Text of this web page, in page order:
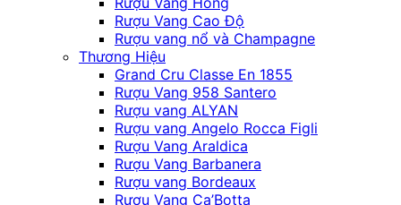
Rượu Vang Cao Độ
Rượu vang nổ và Champagne
Thương Hiệu
Grand Cru Classe En 1855
Rượu Vang 958 Santero
Rượu vang ALYAN
Rượu vang Angelo Rocca Figli
Rượu Vang Araldica
Rượu Vang Barbanera
Rượu vang Bordeaux
Rượu Vang Ca’Botta